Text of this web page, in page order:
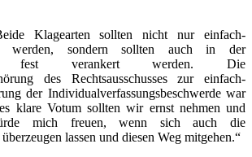
Klagearten sollten nicht nur einfach-
werden, sondern sollten auch in der
fest verankert werden. Die
des Rechtsausschusses zur einfach-
der Individualverfassungsbeschwerde war
klare Votum sollten wir ernst nehmen und
mich freuen, wenn sich auch die
lassen und diesen Weg mitgehen.“